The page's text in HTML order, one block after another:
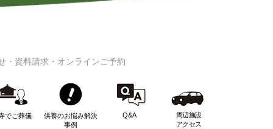
・資料請求・オンラインご予約
でご葬儀
供養のお悩み解決
事例
Q&A
周辺施設
アクセス